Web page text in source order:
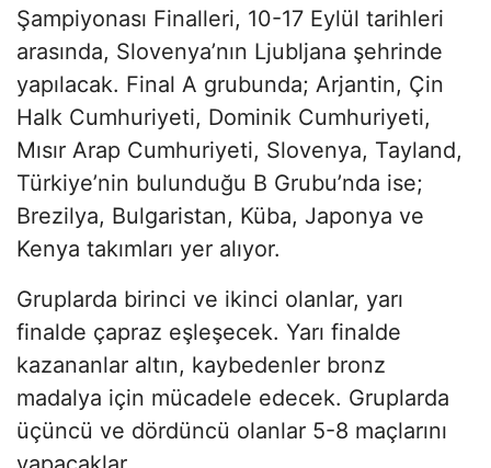
Şampiyonası Finalleri, 10-17 Eylül tarihleri
arasında, Slovenya’nın Ljubljana şehrinde
yapılacak. Final A grubunda; Arjantin, Çin
Halk Cumhuriyeti, Dominik Cumhuriyeti,
Mısır Arap Cumhuriyeti, Slovenya, Tayland,
Türkiye’nin bulunduğu B Grubu’nda ise;
Brezilya, Bulgaristan, Küba, Japonya ve
Kenya takımları yer alıyor.
Gruplarda birinci ve ikinci olanlar, yarı
finalde çapraz eşleşecek. Yarı finalde
kazananlar altın, kaybedenler bronz
madalya için mücadele edecek. Gruplarda
üçüncü ve dördüncü olanlar 5-8 maçlarını